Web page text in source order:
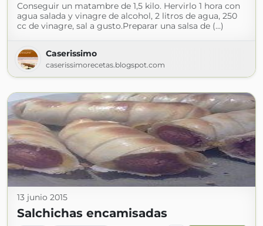
Conseguir un matambre de 1,5 kilo. Hervirlo 1 hora con
agua salada y vinagre de alcohol, 2 litros de agua, 250
cc de vinagre, sal a gusto.Preparar una salsa de (...)
Caserissimo
caserissimorecetas.blogspot.com
13 junio 2015
Salchichas encamisadas